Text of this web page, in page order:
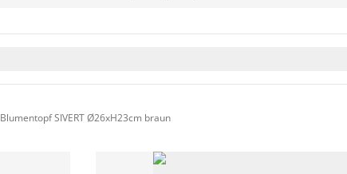
Blumentopf SIVERT Ø26xH23cm braun